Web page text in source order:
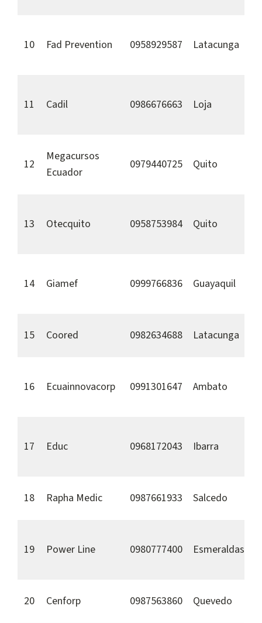
10 Fad Prevention 0958929587 Latacunga
11 Cadil 0986676663 Loja
12
Megacursos
Ecuador
0979440725 Quito
13 Otecquito 0958753984 Quito
14 Giamef 0999766836 Guayaquil
15 Coored 0982634688 Latacunga
16 Ecuainnovacorp 0991301647 Ambato
17 Educ 0968172043 Ibarra
18 Rapha Medic 0987661933 Salcedo
19 Power Line 0980777400 Esmeraldas
20 Cenforp 0987563860 Quevedo